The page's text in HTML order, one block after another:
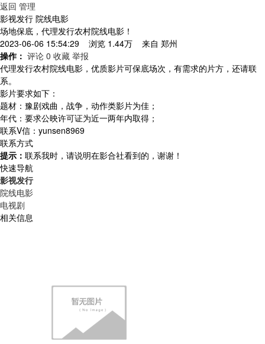
返回 管理
影视发行 院线电影
场地保底，代理发行农村院线电影！
2023-06-06 15:54:29 浏览 1.44万 来自 郑州
操作： 评论 0 收藏 举报
代理发行农村院线电影，优质影片可保底场次，有需求的片方，还请联
系。
影片要求如下：
题材：豫剧戏曲，战争，动作类影片为佳；
年代：要求公映许可证为近一两年内取得；
联系V信：yunsen8969
联系方式
提示： 联系我时，请说明在影合社看到的，谢谢！
快速导航
影视发行
院线电影
电视剧
相关信息